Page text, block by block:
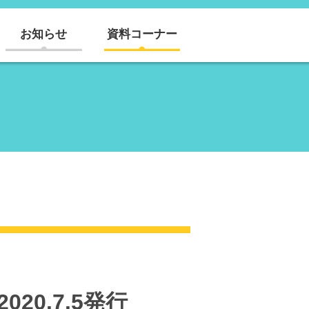
お知らせ 資料コーナー
発行